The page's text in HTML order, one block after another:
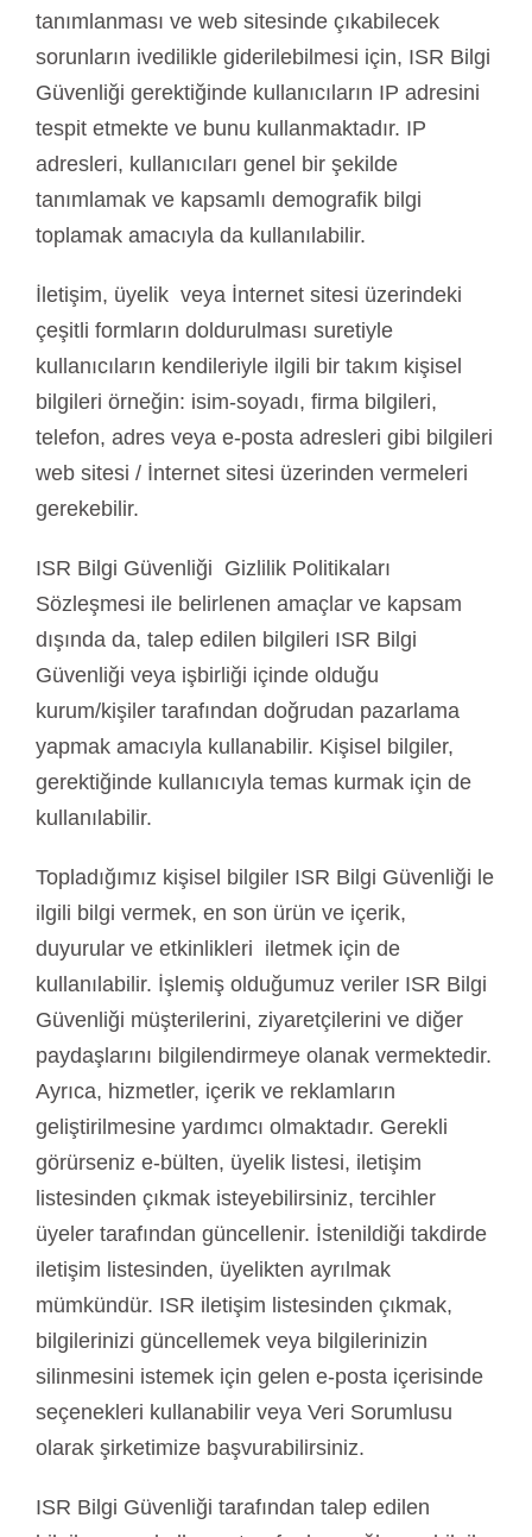
tanımlanması ve web sitesinde çıkabilecek
sorunların ivedilikle giderilebilmesi için, ISR Bilgi
Güvenliği gerektiğinde kullanıcıların IP adresini
tespit etmekte ve bunu kullanmaktadır. IP
adresleri, kullanıcıları genel bir şekilde
tanımlamak ve kapsamlı demografik bilgi
toplamak amacıyla da kullanılabilir.
İletişim, üyelik veya İnternet sitesi üzerindeki
çeşitli formların doldurulması suretiyle
kullanıcıların kendileriyle ilgili bir takım kişisel
bilgileri örneğin: isim-soyadı, firma bilgileri,
telefon, adres veya e-posta adresleri gibi bilgileri
web sitesi / İnternet sitesi üzerinden vermeleri
gerekebilir.
ISR Bilgi Güvenliği Gizlilik Politikaları
Sözleşmesi ile belirlenen amaçlar ve kapsam
dışında da, talep edilen bilgileri ISR Bilgi
Güvenliği veya işbirliği içinde olduğu
kurum/kişiler tarafından doğrudan pazarlama
yapmak amacıyla kullanabilir. Kişisel bilgiler,
gerektiğinde kullanıcıyla temas kurmak için de
kullanılabilir.
Topladığımız kişisel bilgiler ISR Bilgi Güvenliği le
ilgili bilgi vermek, en son ürün ve içerik,
duyurular ve etkinlikleri iletmek için de
kullanılabilir. İşlemiş olduğumuz veriler ISR Bilgi
Güvenliği müşterilerini, ziyaretçilerini ve diğer
paydaşlarını bilgilendirmeye olanak vermektedir.
Ayrıca, hizmetler, içerik ve reklamların
geliştirilmesine yardımcı olmaktadır. Gerekli
görürseniz e-bülten, üyelik listesi, iletişim
listesinden çıkmak isteyebilirsiniz, tercihler
üyeler tarafından güncellenir. İstenildiği takdirde
iletişim listesinden, üyelikten ayrılmak
mümkündür. ISR iletişim listesinden çıkmak,
bilgilerinizi güncellemek veya bilgilerinizin
silinmesini istemek için gelen e-posta içerisinde
seçenekleri kullanabilir veya Veri Sorumlusu
olarak şirketimize başvurabilirsiniz.
ISR Bilgi Güvenliği tarafından talep edilen